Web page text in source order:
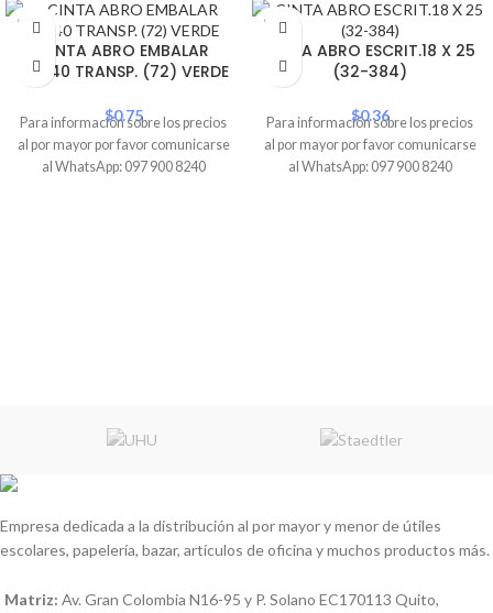
SOLD
OUT
CINTA ABRO EMBALAR
48X40 TRANSP. (72) VERDE
$0.75
Para información sobre los precios
al por mayor por favor comunicarse
al WhatsApp: 097 900 8240
SOLD
OUT
CINTA ABRO ESCRIT.18 X 25
(32-384)
$0.36
Para información sobre los precios
al por mayor por favor comunicarse
al WhatsApp: 097 900 8240
Empresa dedicada a la distribución al por mayor y menor de útiles
escolares, papelería, bazar, artículos de oficina y muchos productos más.
Matriz: Av. Gran Colombia N16-95 y P. Solano EC170113 Quito,